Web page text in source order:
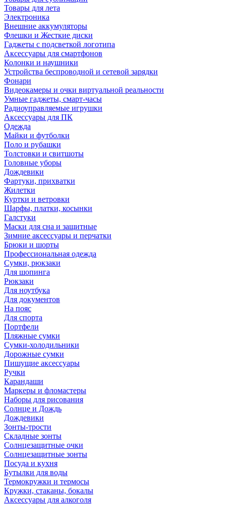
Товары для лета
Электроника
Внешние аккумуляторы
Флешки и Жесткие диски
Гаджеты с подсветкой логотипа
Аксессуары для смартфонов
Колонки и наушники
Устройства беспроводной и сетевой зарядки
Фонари
Видеокамеры и очки виртуальной реальности
Умные гаджеты, смарт-часы
Радиоуправляемые игрушки
Аксессуары для ПК
Одежда
Майки и футболки
Поло и рубашки
Толстовки и свитшоты
Головные уборы
Дождевики
Фартуки, прихватки
Жилетки
Куртки и ветровки
Шарфы, платки, косынки
Галстуки
Маски для сна и защитные
Зимние аксессуары и перчатки
Брюки и шорты
Профессиональная одежда
Сумки, рюкзаки
Для шопинга
Рюкзаки
Для ноутбука
Для документов
На пояс
Для спорта
Портфели
Пляжные сумки
Сумки-холодильники
Дорожные сумки
Пишущие аксессуары
Ручки
Карандаши
Маркеры и фломастеры
Наборы для рисования
Солнце и Дождь
Дождевики
Зонты-трости
Складные зонты
Солнцезащитные очки
Солнцезащитные зонты
Посуда и кухня
Бутылки для воды
Термокружки и термосы
Кружки, стаканы, бокалы
Аксессуары для алкоголя